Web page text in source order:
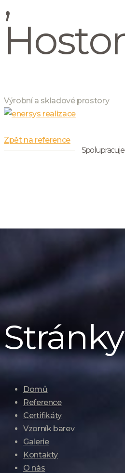
Výrobní a skladové prostory
Zpět na reference
Stránky
Domů
Reference
Certifikáty
Vzorník barev
Galerie
Kontakty
O nás